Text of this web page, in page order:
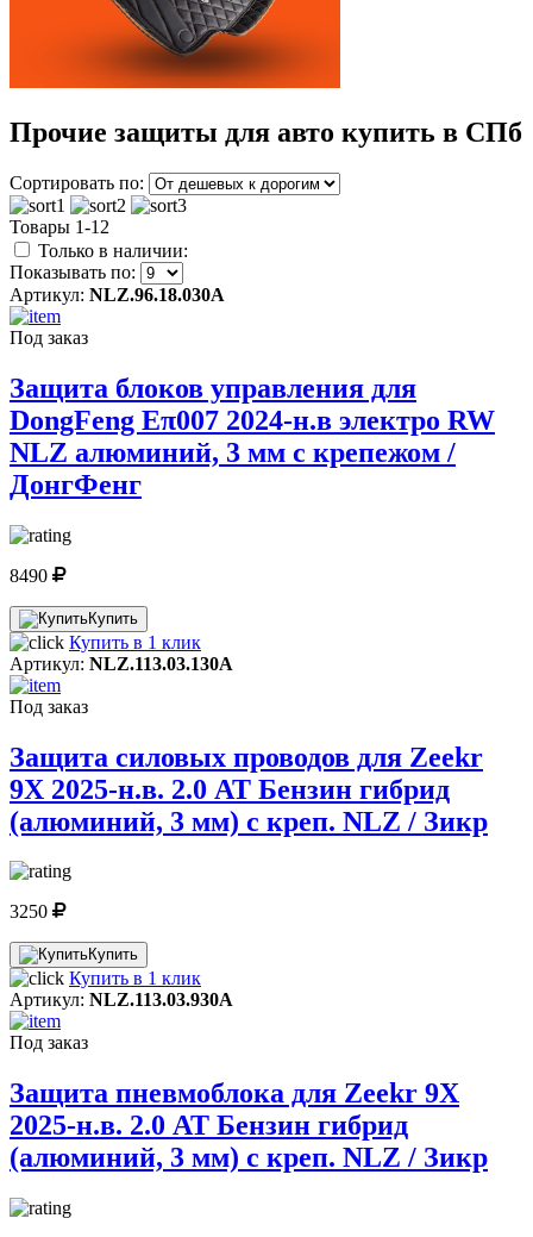
Прочие защиты для авто купить в СПб
Сортировать по:
Товары 1-12
Только в наличии:
Показывать по:
Артикул: NLZ.96.18.030A
Под заказ
Защита блоков управления для
DongFeng Eπ007 2024-н.в электро RW
NLZ алюминий, 3 мм с крепежом /
ДонгФенг
8490
Купить
Купить в 1 клик
Артикул: NLZ.113.03.130A
Под заказ
Защита силовых проводов для Zeekr
9X 2025-н.в. 2.0 AT Бензин гибрид
(алюминий, 3 мм) с креп. NLZ / Зикр
3250
Купить
Купить в 1 клик
Артикул: NLZ.113.03.930A
Под заказ
Защита пневмоблока для Zeekr 9X
2025-н.в. 2.0 AT Бензин гибрид
(алюминий, 3 мм) с креп. NLZ / Зикр